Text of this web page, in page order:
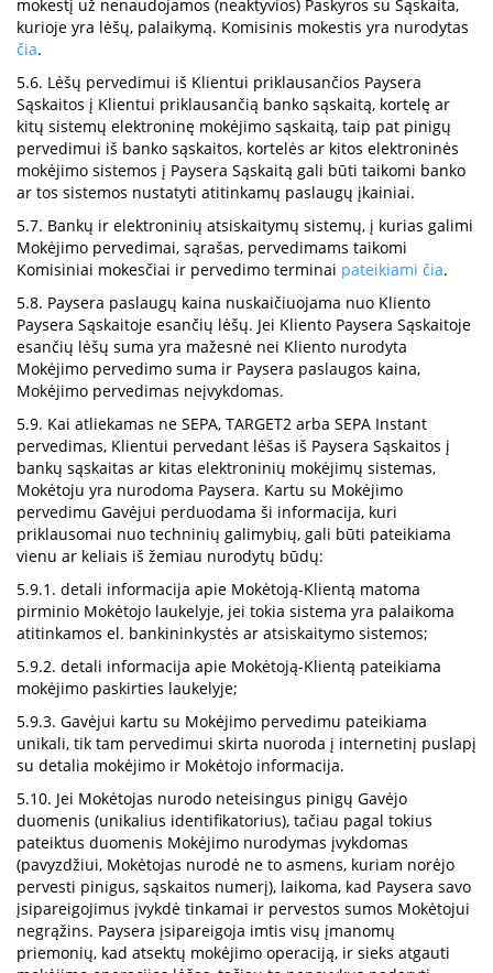
mokestį už nenaudojamos (neaktyvios) Paskyros su Sąskaita,
kurioje yra lėšų, palaikymą. Komisinis mokestis yra nurodytas
čia.
5.6. Lėšų pervedimui iš Klientui priklausančios Paysera
Sąskaitos į Klientui priklausančią banko sąskaitą, kortelę ar
kitų sistemų elektroninę mokėjimo sąskaitą, taip pat pinigų
pervedimui iš banko sąskaitos, kortelės ar kitos elektroninės
mokėjimo sistemos į Paysera Sąskaitą gali būti taikomi banko
ar tos sistemos nustatyti atitinkamų paslaugų įkainiai.
5.7. Bankų ir elektroninių atsiskaitymų sistemų, į kurias galimi
Mokėjimo pervedimai, sąrašas, pervedimams taikomi
Komisiniai mokesčiai ir pervedimo terminai pateikiami čia.
5.8. Paysera paslaugų kaina nuskaičiuojama nuo Kliento
Paysera Sąskaitoje esančių lėšų. Jei Kliento Paysera Sąskaitoje
esančių lėšų suma yra mažesnė nei Kliento nurodyta
Mokėjimo pervedimo suma ir Paysera paslaugos kaina,
Mokėjimo pervedimas neįvykdomas.
5.9. Kai atliekamas ne SEPA, TARGET2 arba SEPA Instant
pervedimas, Klientui pervedant lėšas iš Paysera Sąskaitos į
bankų sąskaitas ar kitas elektroninių mokėjimų sistemas,
Mokėtoju yra nurodoma Paysera. Kartu su Mokėjimo
pervedimu Gavėjui perduodama ši informacija, kuri
priklausomai nuo techninių galimybių, gali būti pateikiama
vienu ar keliais iš žemiau nurodytų būdų:
5.9.1. detali informacija apie Mokėtoją-Klientą matoma
pirminio Mokėtojo laukelyje, jei tokia sistema yra palaikoma
atitinkamos el. bankininkystės ar atsiskaitymo sistemos;
5.9.2. detali informacija apie Mokėtoją-Klientą pateikiama
mokėjimo paskirties laukelyje;
5.9.3. Gavėjui kartu su Mokėjimo pervedimu pateikiama
unikali, tik tam pervedimui skirta nuoroda į internetinį puslapį
su detalia mokėjimo ir Mokėtojo informacija.
5.10. Jei Mokėtojas nurodo neteisingus pinigų Gavėjo
duomenis (unikalius identifikatorius), tačiau pagal tokius
pateiktus duomenis Mokėjimo nurodymas įvykdomas
(pavyzdžiui, Mokėtojas nurodė ne to asmens, kuriam norėjo
pervesti pinigus, sąskaitos numerį), laikoma, kad Paysera savo
įsipareigojimus įvykdė tinkamai ir pervestos sumos Mokėtojui
negrąžins. Paysera įsipareigoja imtis visų įmanomų
priemonių, kad atsektų mokėjimo operaciją, ir sieks atgauti